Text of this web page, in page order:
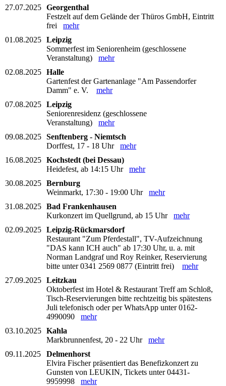
27.07.2025 Georgenthal
Festzelt auf dem Gelände der Thüros GmbH, Eintritt
frei mehr
01.08.2025 Leipzig
Sommerfest im Seniorenheim (geschlossene
Veranstaltung) mehr
02.08.2025 Halle
Gartenfest der Gartenanlage "Am Passendorfer
Damm" e. V. mehr
07.08.2025 Leipzig
Seniorenresidenz (geschlossene
Veranstaltung) mehr
09.08.2025 Senftenberg - Niemtsch
Dorffest, 17 - 18 Uhr mehr
16.08.2025 Kochstedt (bei Dessau)
Heidefest, ab 14:15 Uhr mehr
30.08.2025 Bernburg
Weinmarkt, 17:30 - 19:00 Uhr mehr
31.08.2025 Bad Frankenhausen
Kurkonzert im Quellgrund, ab 15 Uhr mehr
02.09.2025 Leipzig-Rückmarsdorf
Restaurant "Zum Pferdestall", TV-Aufzeichnung
"DAS kann ICH auch" ab 17:30 Uhr, u. a. mit
Norman Landgraf und Roy Reinker, Reservierung
bitte unter 0341 2569 0877 (Eintritt frei) mehr
27.09.2025 Leitzkau
Oktoberfest im Hotel & Restaurant Treff am Schloß,
Tisch-Reservierungen bitte rechtzeitig bis spätestens
Juli telefonisch oder per WhatsApp unter 0162-
4990090 mehr
03.10.2025 Kahla
Markbrunnenfest, 20 - 22 Uhr mehr
09.11.2025
Delmenhorst
Elvira Fischer präsentiert das Benefizkonzert zu
Gunsten von LEUKIN, Tickets unter 04431-
9959998 mehr